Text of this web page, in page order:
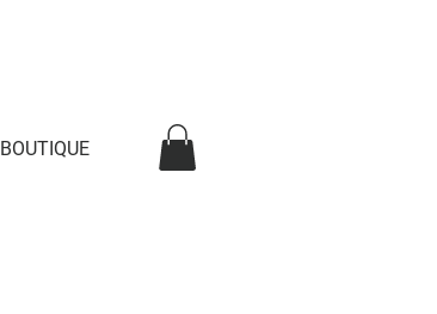
BOUTIQUE